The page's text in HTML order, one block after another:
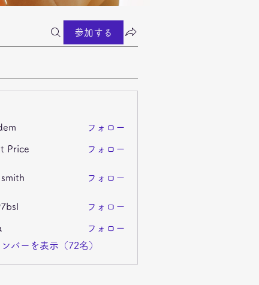
参加する
フォロー
Price フォロー
フォロー
フォロー
フォロー
バーを表示（72名）